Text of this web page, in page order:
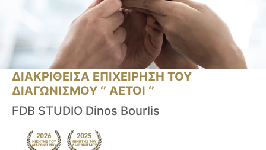
ΔΙΑΚΡΙΘΕΙΣΑ ΕΠΙΧΕΙΡΗΣΗ ΤΟΥ
ΔΙΑΓΩΝΙΣΜΟΥ ‘’ ΑΕΤΟΙ ‘’
FDB STUDIO Dinos Bourlis